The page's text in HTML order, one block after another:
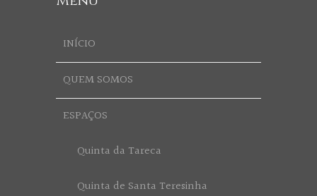
INÍCIO
QUEM SOMOS
ESPAÇOS
Quinta da Tareca
Quinta de Santa Teresinha